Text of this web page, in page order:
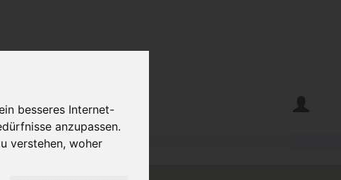
besseres Internet-
anzupassen.
verstehen, woher